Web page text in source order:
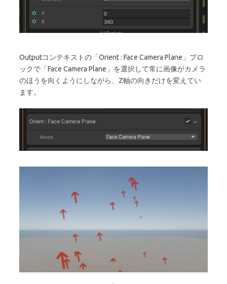
Outputコンテキストの「Orient : Face Camera Plane」ブロ
ックで「Face Camera Plane」を選択して常に画像がカメラ
のほうを向くようにしながら、Z軸の向きだけを変えてい
ます。